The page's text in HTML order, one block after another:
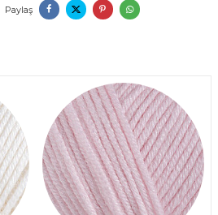
Paylaş